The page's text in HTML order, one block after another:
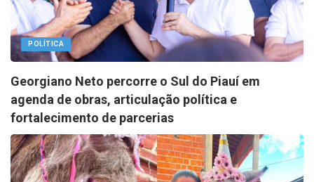
POLÍTICA
Georgiano Neto percorre o Sul do Piauí em
agenda de obras, articulação política e
fortalecimento de parcerias